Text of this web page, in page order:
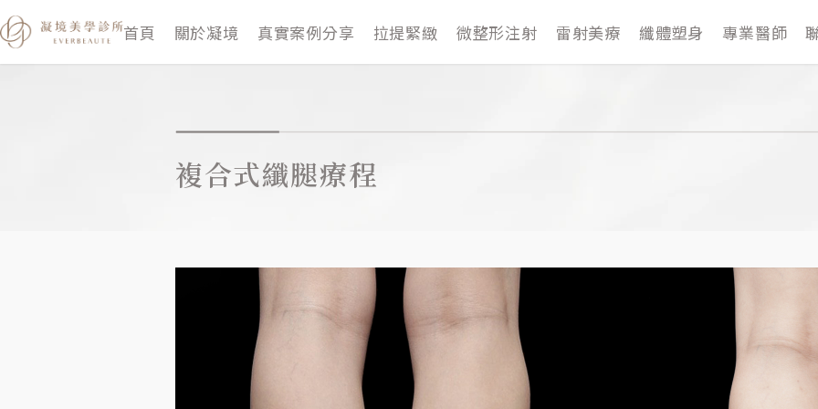
跳
至
首頁 關於凝境 真實案例分享 拉提緊緻 微整形注射 雷射美療 纖體塑身 專業醫師
複合式纖腿療程